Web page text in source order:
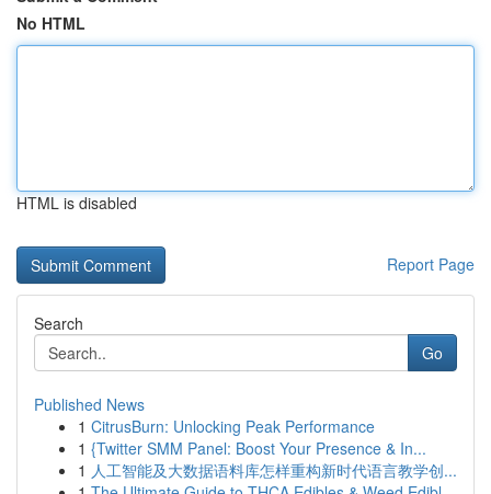
No HTML
HTML is disabled
Report Page
Search
Go
Published News
1 CitrusBurn: Unlocking Peak Performance
1 {Twitter SMM Panel: Boost Your Presence & In...
1 人工智能及大数据语料库怎样重构新时代语言教学创...